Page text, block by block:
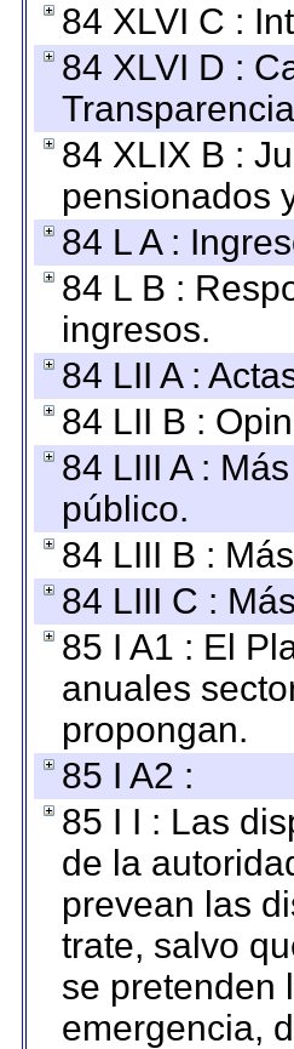
84 XLVI C :
84 XLVI D :
84 XLIX B :
pensionados
84 L A :
84 L B :
ingresos.
84 LII A :
84 LII B :
84 LIII A :
público.
84 LIII B :
84 LIII C :
85 I A1 : El
anuales
propongan.
85 I A2 :
85 I I : Las
de la
prevean las
trate, salvo
se pretenden
emergencia,